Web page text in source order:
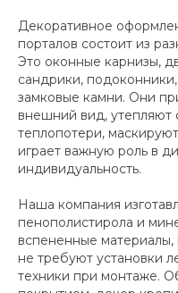
Декоративное
порталов состоит из
Это оконные карнизы,
сандрики,
замковые камни. Они
внешний вид,
теплопотери,
играет важную роль в
индивидуальность.
Наша компания
пенополистирола и
вспененные
не требуют установки
техники при монтаже.